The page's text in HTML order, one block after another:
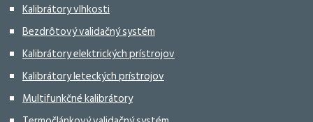
Kalibrátory vlhkosti
Bezdrôtový validačný systém
Kalibrátory elektrických prístrojov
Kalibrátory leteckých prístrojov
Multifunkčné kalibrátory